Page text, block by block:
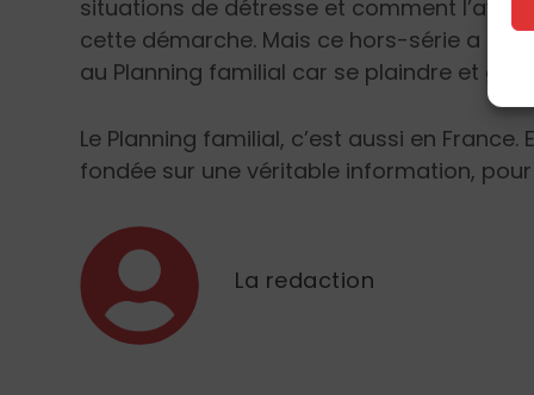
situations de détresse et comment
cette démarche. Mais ce hors-série a
au Planning familial car se plaindre et
Le Planning familial, c’est aussi en
fondée sur une véritable information,
La redaction